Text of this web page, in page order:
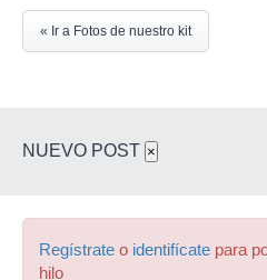
« Ir a Fotos de nuestro kit
NUEVO POST ×
Regístrate o identifícate para
hilo